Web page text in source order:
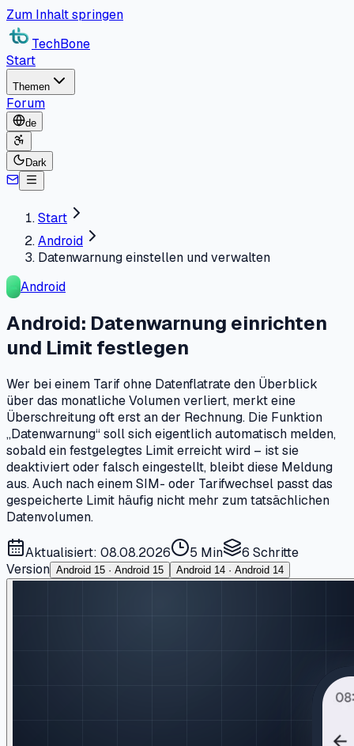
Zum Inhalt springen
TechBone
Start
Themen
Forum
de
Dark
Start
Android
Datenwarnung einstellen und verwalten
Android
Android: Datenwarnung einrichten
und Limit festlegen
Wer bei einem Tarif ohne Datenflatrate den Überblick
über das monatliche Volumen verliert, merkt eine
Überschreitung oft erst an der Rechnung. Die Funktion
„Datenwarnung“ soll sich eigentlich automatisch melden,
sobald ein festgelegtes Limit erreicht wird – ist sie
deaktiviert oder falsch eingestellt, bleibt diese Meldung
aus. Auch nach einem SIM- oder Tarifwechsel passt das
gespeicherte Limit häufig nicht mehr zum tatsächlichen
Datenvolumen.
Aktualisiert: 08.08.2026 5 Min 6 Schritte
Version Android 15 · Android 15 Android 14 · Android 14